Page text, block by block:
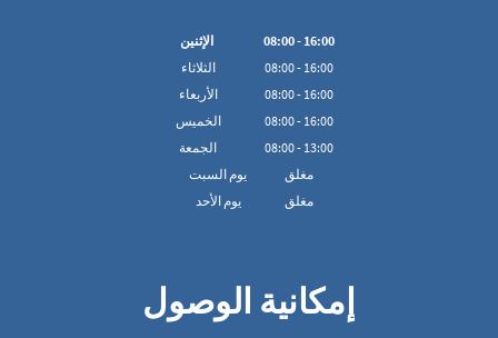
الإثنين 08:00- 16:00
الثلاثاء
08:00- 16:00
الأربعاء
08:00- 16:00
الخميس
08:00- 16:00
الجمعة
08:00- 13:00
يوم السبت
مغلق
يوم الأحد
مغلق
إمكانية الوصول